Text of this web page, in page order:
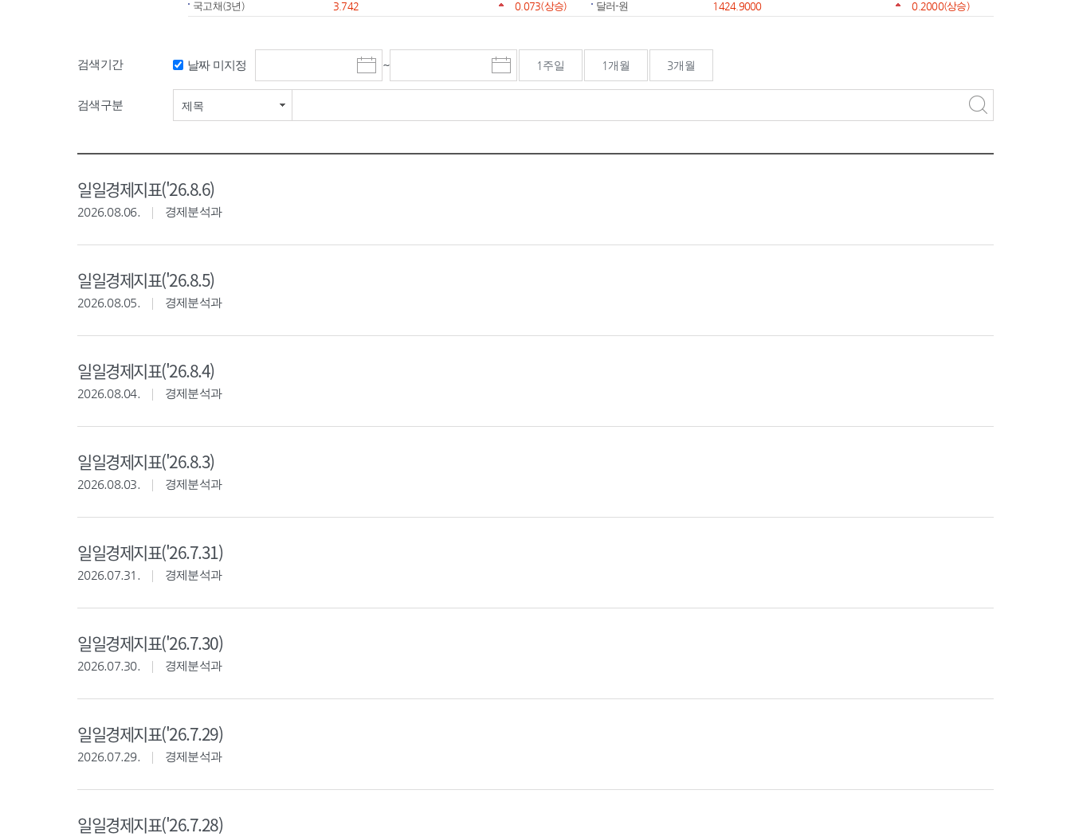
국고채(3년)
3.742 0.073(상승) 달러-원 1424.9000 0.2000(상승)
검색기간 날짜 미지정
시
작
~
종
료
1주일 1개월 3개월
검색구분 제목
일일경제지표('26.8.6)
2026.08.06. 경제분석과
일일경제지표('26.8.5)
2026.08.05. 경제분석과
일일경제지표('26.8.4)
2026.08.04. 경제분석과
일일경제지표('26.8.3)
2026.08.03. 경제분석과
일일경제지표('26.7.31)
2026.07.31. 경제분석과
일일경제지표('26.7.30)
2026.07.30. 경제분석과
일일경제지표('26.7.29)
2026.07.29. 경제분석과
일일경제지표('26.7.28)